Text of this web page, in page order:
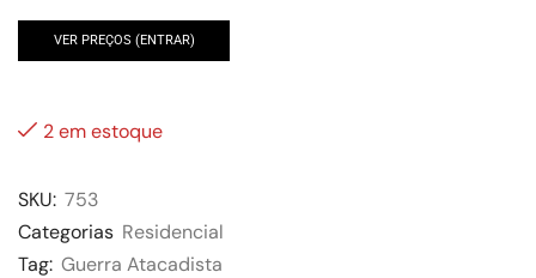
VER PREÇOS (ENTRAR)
2 em estoque
SKU: 753
Categorias Residencial
Tag: Guerra Atacadista